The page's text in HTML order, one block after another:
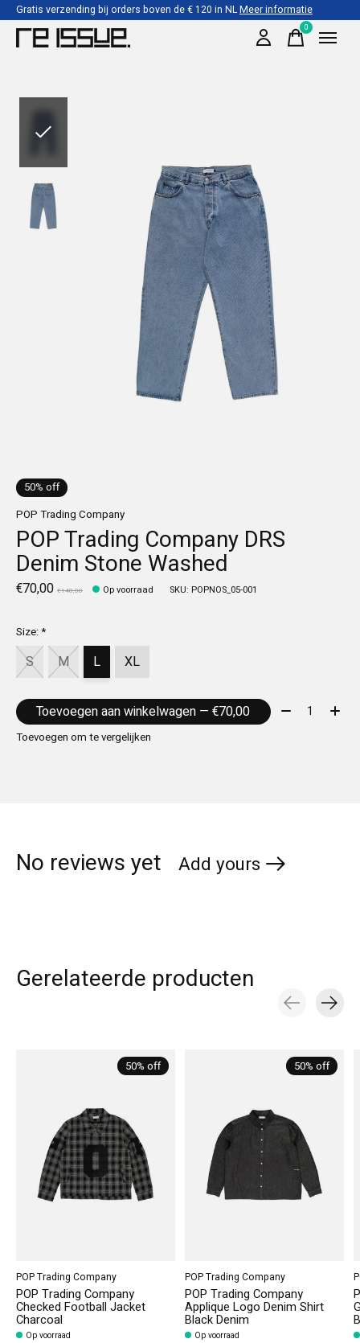
Gratis verzending bij orders boven de € 120 in NLMeer informatie
0items
50% off
POP Trading Company
POP Trading Company DRS
Denim Stone Washed
€70,00 €140,00 Op voorraad SKU: POPNOS_05-001
Size:*
S M L XL
Toevoegen aan winkelwagen — €70,00 Aantal:
Toevoegen om te vergelijken
No reviews yet Add yours
Gerelateerde producten
50% off
POP Trading Company
POP Trading Company
Checked Football Jacket
Charcoal
Op voorraad
50% off
POP Trading Company
POP Trading Company
Applique Logo Denim Shirt
Black Denim
Op voorraad